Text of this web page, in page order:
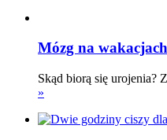
Mózg na wakacjach
Skąd biorą się urojenia?
»